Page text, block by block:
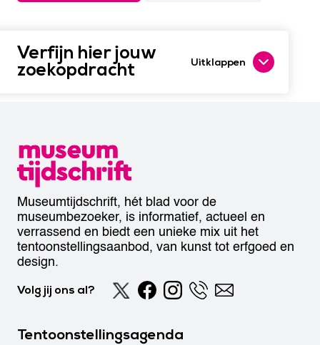
Verfijn hier jouw
zoekopdracht Uitklappen
Museumtijdschrift, hét blad voor de
museumbezoeker, is informatief, actueel en
verrassend en biedt een unieke mix uit het
tentoonstellingsaanbod, van kunst tot erfgoed en
design.
Volg jij ons al?
Tentoonstellingsagenda